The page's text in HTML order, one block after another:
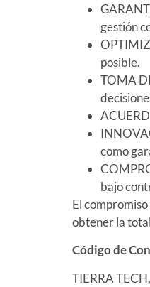
gestión
posible.
TOMA
como
bajo
El
obtener la
Código de
TIERRA